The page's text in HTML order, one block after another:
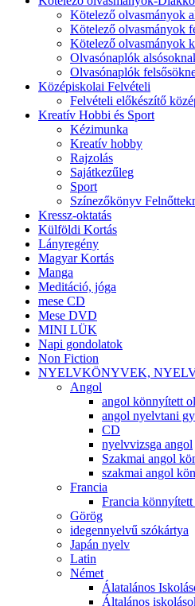
Kötelező olvasmányok
Kötelező olvasmányok
Kötelező olvasmányok
Olvasónaplók
Olvasónaplók
Középiskolai Felvételi
Felvételi előkészítő
Kreatív Hobbi és Sport
Kézimunka
Kreatív hobby
Rajzolás
Sajátkezűleg
Sport
Színezőkönyv
Kressz-oktatás
Külföldi Kortás
Lányregény
Magyar Kortás
Manga
Meditáció, jóga
mese CD
Mese DVD
MINI LÜK
Napi gondolatok
Non Fiction
NYELVKÖNYVEK,
Angol
angol könnyített
angol nyelvtani
CD
nyelvvizsga angol
Szakmai angol
szakmai angol
Francia
Francia
Görög
idegennyelvű szókártya
Japán nyelv
Latin
Német
Álatalános
Általános